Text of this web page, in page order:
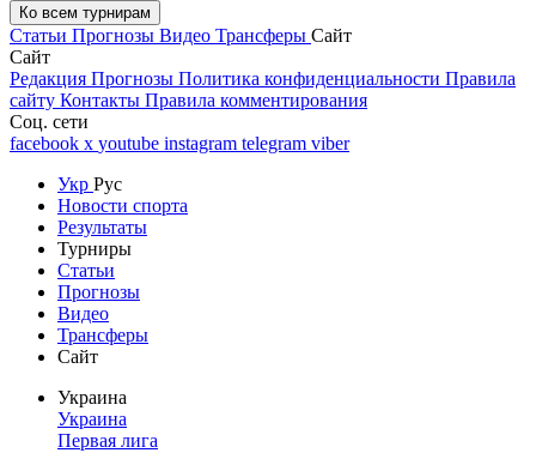
Ко всем турнирам
Статьи Прогнозы Видео Трансферы Сайт
Сайт
Редакция Прогнозы Политика конфиденциальности Правила
сайту Контакты Правила комментирования
Соц. сети
facebook x youtube instagram telegram viber
Укр Рус
Новости спорта
Результаты
Турниры
Статьи
Прогнозы
Видео
Трансферы
Сайт
Украина
Украина
Первая лига